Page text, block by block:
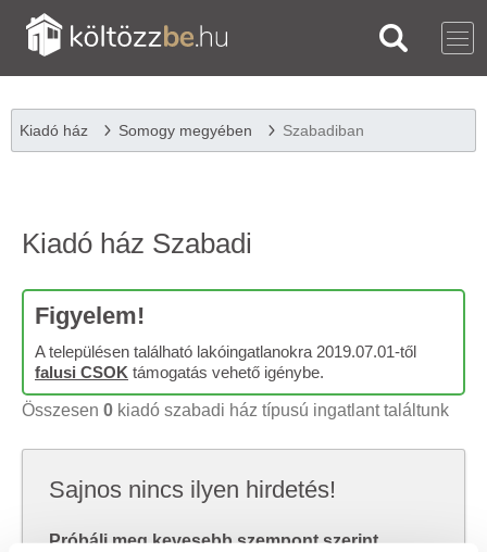
Kiadó ház Somogy megyében Szabadiban
Kiadó ház Szabadi
Figyelem!
A településen található lakóingatlanokra 2019.07.01-től
falusi CSOK támogatás vehető igénybe.
Összesen 0 kiadó szabadi ház típusú ingatlant találtunk
Sajnos nincs ilyen hirdetés!
Próbálj meg kevesebb szempont szerint